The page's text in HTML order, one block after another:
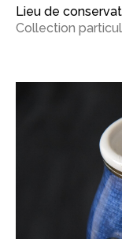
Lieu de
Collection